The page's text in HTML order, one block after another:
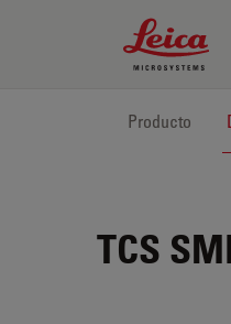
Leica
Producto
TCS